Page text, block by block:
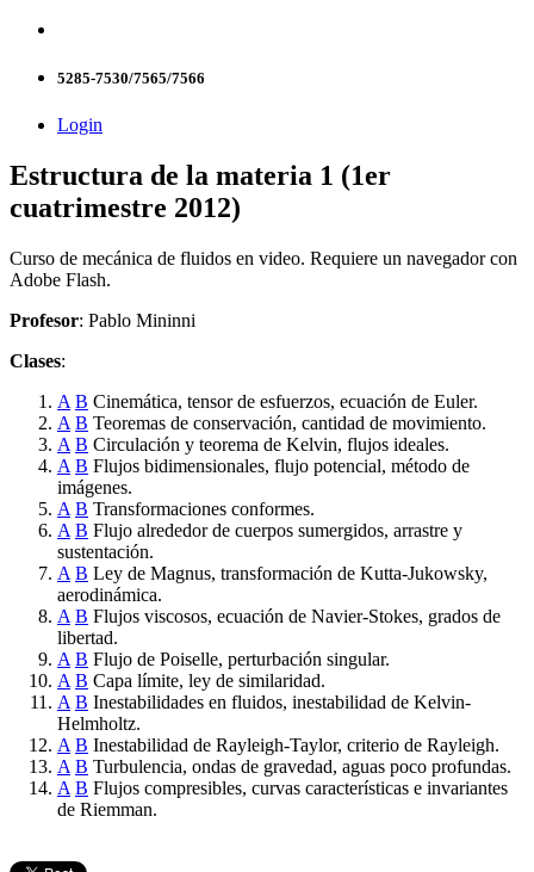
5285-7530/7565/7566
Login
Estructura de la materia 1 (1er
cuatrimestre 2012)
Curso de mecánica de fluidos en video. Requiere un navegador con
Adobe Flash.
Profesor: Pablo Mininni
Clases:
A B Cinemática, tensor de esfuerzos, ecuación de Euler.
A B Teoremas de conservación, cantidad de movimiento.
A B Circulación y teorema de Kelvin, flujos ideales.
A B Flujos bidimensionales, flujo potencial, método de
imágenes.
A B Transformaciones conformes.
A B Flujo alrededor de cuerpos sumergidos, arrastre y
sustentación.
A B Ley de Magnus, transformación de Kutta-Jukowsky,
aerodinámica.
A B Flujos viscosos, ecuación de Navier-Stokes, grados de
libertad.
A B Flujo de Poiselle, perturbación singular.
A B Capa límite, ley de similaridad.
A B Inestabilidades en fluidos, inestabilidad de Kelvin-
Helmholtz.
A B Inestabilidad de Rayleigh-Taylor, criterio de Rayleigh.
A B Turbulencia, ondas de gravedad, aguas poco profundas.
A B Flujos compresibles, curvas características e invariantes
de Riemman.